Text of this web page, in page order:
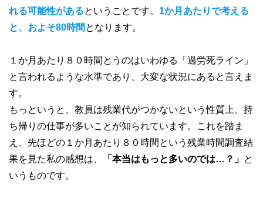
れる可能性があるということです。 1か月あたりで考える
と、およそ80時間 となります。
１か月あたり８０時間とうのはいわゆる「過労死ライン」
と言われるような水準であり、大変な状況にあると言えま
す。
もっというと、教員は残業代がつかないという性質上、持
ち帰りの仕事が多いことが知られています。これを踏ま
え、先ほどの１か月あたり８０時間という残業時間調査結
果を見た私の感想は、
「本当はもっと多いのでは…？」 と
いうものです。